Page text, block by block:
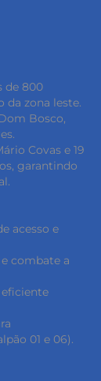
de 800
da zona leste.
Bosco,
Covas e 19
garantindo
acesso e
combate a
eficiente
01 e 06).